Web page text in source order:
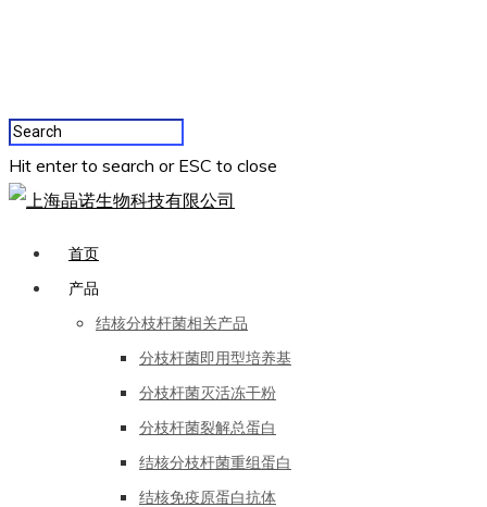
Hit enter to search or ESC to close
首页
产品
结核分枝杆菌相关产品
分枝杆菌即用型培养基
分枝杆菌灭活冻干粉
分枝杆菌裂解总蛋白
结核分枝杆菌重组蛋白
结核免疫原蛋白抗体